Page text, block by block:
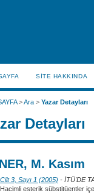
SİTE HAKKINDA
>Ara> Yazar Detayları
Detayları
M. Kasım
Cilt 3, Sayı 1 (2005) - İTÜ'DE
Hacimli esterik sübstitüentler